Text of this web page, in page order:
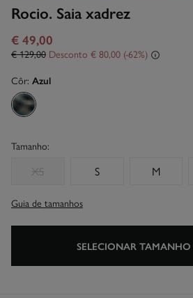
Rocio. Saia xadrez
€ 49,00
€ 129,00 Desconto € 80,00 62
Côr: Azul
Tamanho:
XS S M
Guia de tamanhos
SELECIONAR TAMANHO